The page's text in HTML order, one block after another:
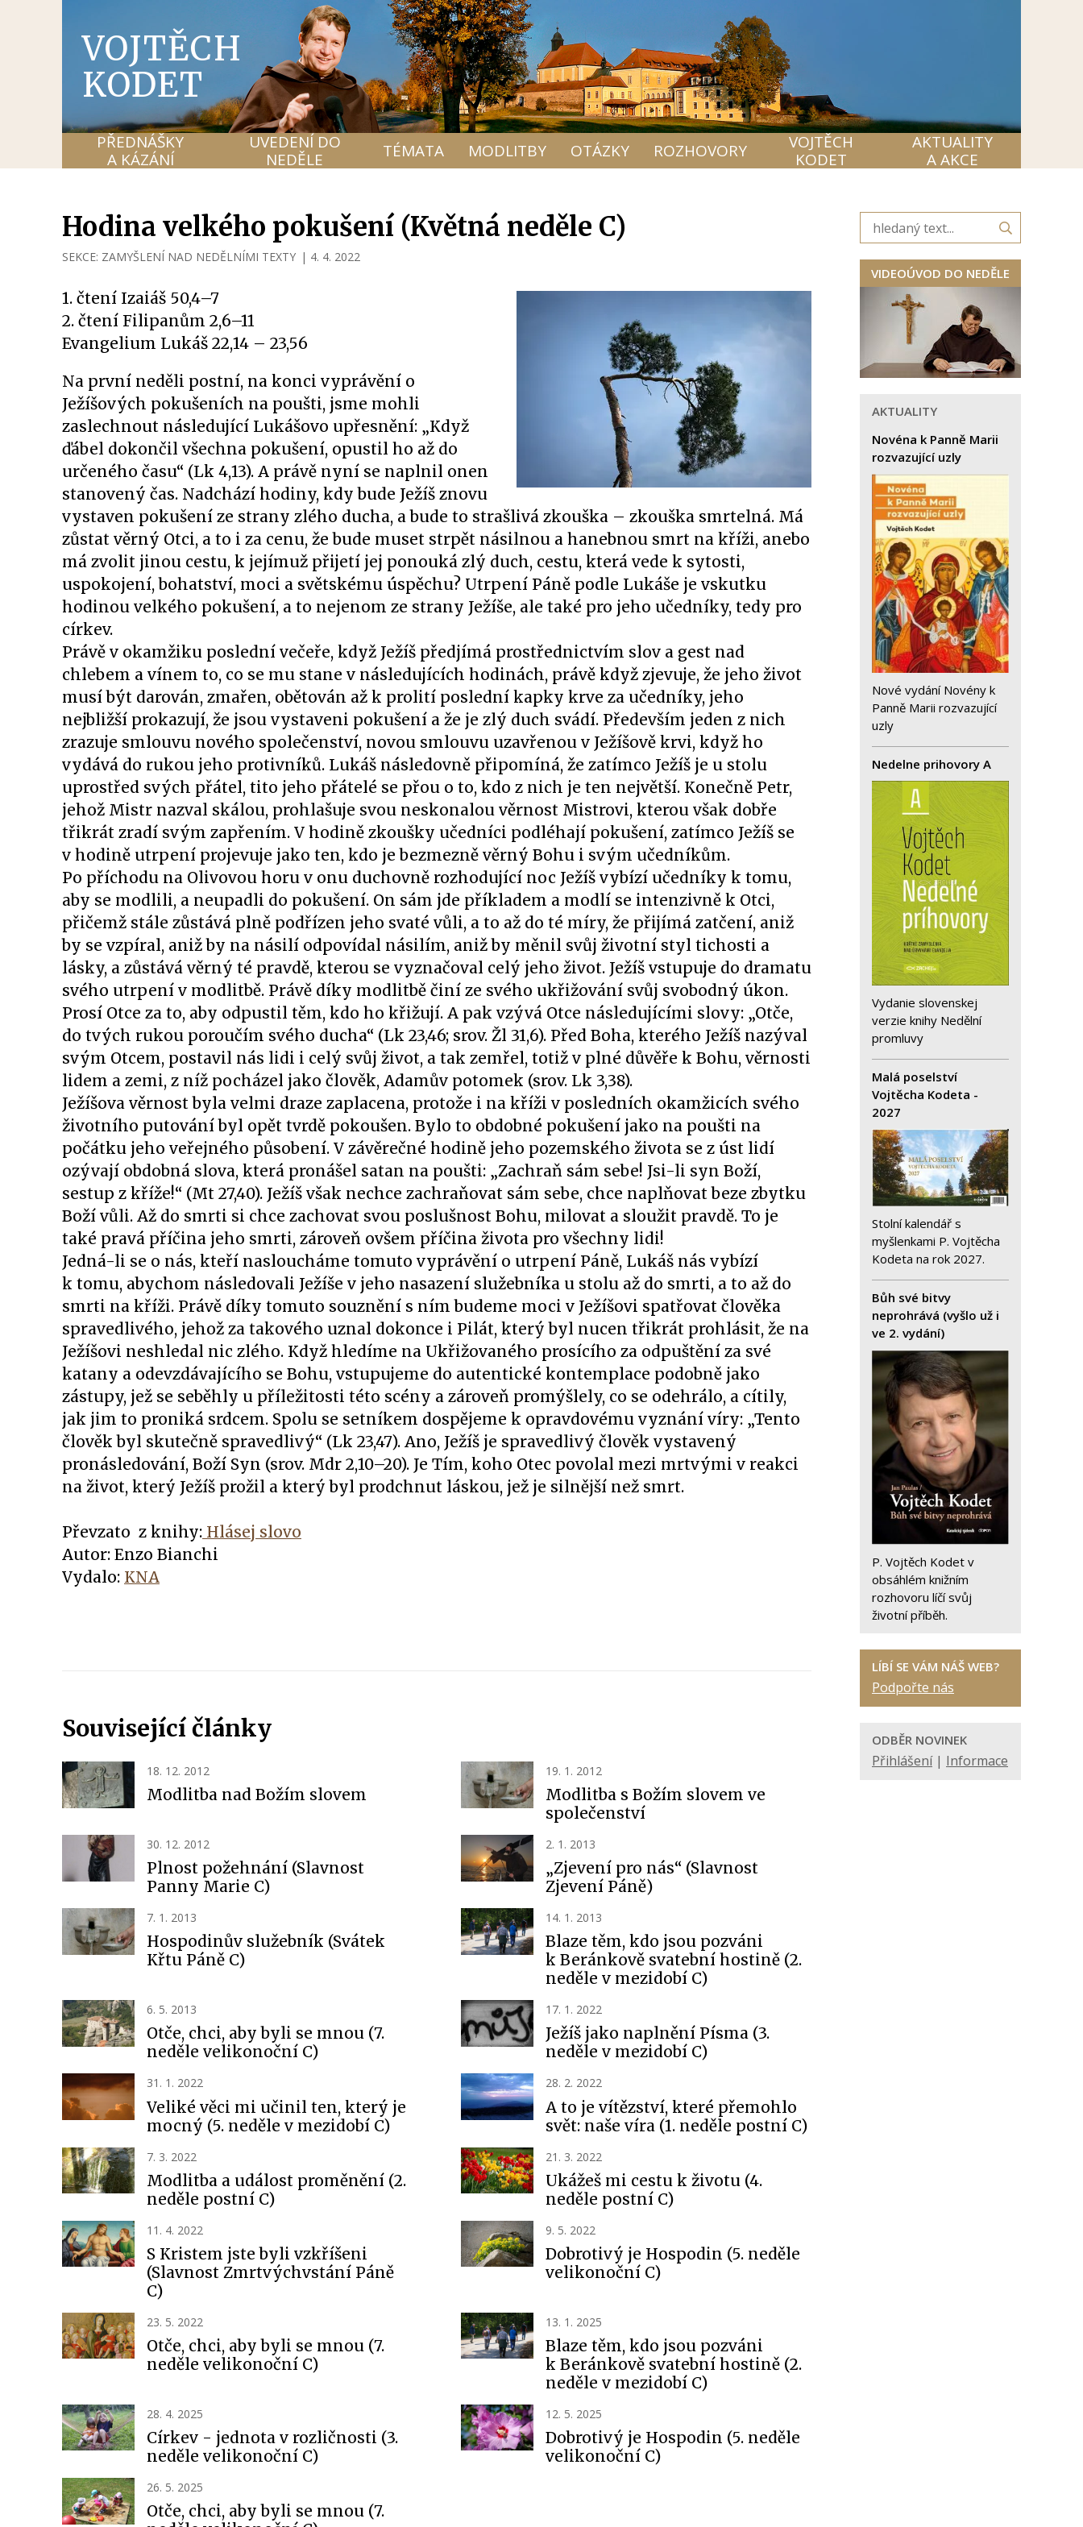
VOJTĚCH
KODET
PŘEDNÁŠKY
A KÁZÁNÍ
UVEDENÍ DO
NEDĚLE
TÉMATA MODLITBY OTÁZKY ROZHOVORY
VOJTĚCH
KODET
AKTUALITY
A AKCE
Hodina velkého pokušení (Květná neděle C)
SEKCE: ZAMYŠLENÍ NAD NEDĚLNÍMI TEXTY | 4. 4. 2022
1. čtení Izaiáš 50,4–7
2. čtení Filipanům 2,6–11
Evangelium Lukáš 22,14 – 23,56
Na první neděli postní, na konci vyprávění o
Ježíšových pokušeních na poušti, jsme mohli
zaslechnout následující Lukášovo upřesnění: „Když
ďábel dokončil všechna pokušení, opustil ho až do
určeného času“ (Lk 4,13). A právě nyní se naplnil onen
stanovený čas. Nadchází hodiny, kdy bude Ježíš znovu
vystaven pokušení ze strany zlého ducha, a bude to strašlivá zkouška – zkouška smrtelná. Má
zůstat věrný Otci, a to i za cenu, že bude muset strpět násilnou a hanebnou smrt na kříži, anebo
má zvolit jinou cestu, k jejímuž přijetí jej ponouká zlý duch, cestu, která vede k sytosti,
uspokojení, bohatství, moci a světskému úspěchu? Utrpení Páně podle Lukáše je vskutku
hodinou velkého pokušení, a to nejenom ze strany Ježíše, ale také pro jeho učedníky, tedy pro
církev.
Právě v okamžiku poslední večeře, když Ježíš předjímá prostřednictvím slov a gest nad
chlebem a vínem to, co se mu stane v následujících hodinách, právě když zjevuje, že jeho život
musí být darován, zmařen, obětován až k prolití poslední kapky krve za učedníky, jeho
nejbližší prokazují, že jsou vystaveni pokušení a že je zlý duch svádí. Především jeden z nich
zrazuje smlouvu nového společenství, novou smlouvu uzavřenou v Ježíšově krvi, když ho
vydává do rukou jeho protivníků. Lukáš následovně připomíná, že zatímco Ježíš je u stolu
uprostřed svých přátel, tito jeho přátelé se přou o to, kdo z nich je ten největší. Konečně Petr,
jehož Mistr nazval skálou, prohlašuje svou neskonalou věrnost Mistrovi, kterou však dobře
třikrát zradí svým zapřením. V hodině zkoušky učedníci podléhají pokušení, zatímco Ježíš se
v hodině utrpení projevuje jako ten, kdo je bezmezně věrný Bohu i svým učedníkům.
Po příchodu na Olivovou horu v onu duchovně rozhodující noc Ježíš vybízí učedníky k tomu,
aby se modlili, a neupadli do pokušení. On sám jde příkladem a modlí se intenzivně k Otci,
přičemž stále zůstává plně podřízen jeho svaté vůli, a to až do té míry, že přijímá zatčení, aniž
by se vzpíral, aniž by na násilí odpovídal násilím, aniž by měnil svůj životní styl tichosti a
lásky, a zůstává věrný té pravdě, kterou se vyznačoval celý jeho život. Ježíš vstupuje do dramatu
svého utrpení v modlitbě. Právě díky modlitbě činí ze svého ukřižování svůj svobodný úkon.
Prosí Otce za to, aby odpustil těm, kdo ho křižují. A pak vzývá Otce následujícími slovy: „Otče,
do tvých rukou poroučím svého ducha“ (Lk 23,46; srov. Žl 31,6). Před Boha, kterého Ježíš nazýval
svým Otcem, postavil nás lidi i celý svůj život, a tak zemřel, totiž v plné důvěře k Bohu, věrnosti
lidem a zemi, z níž pocházel jako člověk, Adamův potomek (srov. Lk 3,38).
Ježíšova věrnost byla velmi draze zaplacena, protože i na kříži v posledních okamžicích svého
životního putování byl opět tvrdě pokoušen. Bylo to obdobné pokušení jako na poušti na
počátku jeho veřejného působení. V závěrečné hodině jeho pozemského života se z úst lidí
ozývají obdobná slova, která pronášel satan na poušti: „Zachraň sám sebe! Jsi-li syn Boží,
sestup z kříže!“ (Mt 27,40). Ježíš však nechce zachraňovat sám sebe, chce naplňovat beze zbytku
Boží vůli. Až do smrti si chce zachovat svou poslušnost Bohu, milovat a sloužit pravdě. To je
také pravá příčina jeho smrti, zároveň ovšem příčina života pro všechny lidi!
Jedná-li se o nás, kteří nasloucháme tomuto vyprávění o utrpení Páně, Lukáš nás vybízí
k tomu, abychom následovali Ježíše v jeho nasazení služebníka u stolu až do smrti, a to až do
smrti na kříži. Právě díky tomuto souznění s ním budeme moci v Ježíšovi spatřovat člověka
spravedlivého, jehož za takového uznal dokonce i Pilát, který byl nucen třikrát prohlásit, že na
Ježíšovi neshledal nic zlého. Když hledíme na Ukřižovaného prosícího za odpuštění za své
katany a odevzdávajícího se Bohu, vstupujeme do autentické kontemplace podobně jako
zástupy, jež se seběhly u příležitosti této scény a zároveň promýšlely, co se odehrálo, a cítily,
jak jim to proniká srdcem. Spolu se setníkem dospějeme k opravdovému vyznání víry: „Tento
člověk byl skutečně spravedlivý“ (Lk 23,47). Ano, Ježíš je spravedlivý člověk vystavený
pronásledování, Boží Syn (srov. Mdr 2,10–20). Je Tím, koho Otec povolal mezi mrtvými v reakci
na život, který Ježíš prožil a který byl prodchnut láskou, jež je silnější než smrt.
Převzato z knihy: Hlásej slovo
Autor: Enzo Bianchi
Vydalo: KNA
Související články
18. 12. 2012
Modlitba nad Božím slovem
19. 1. 2012
Modlitba s Božím slovem ve
společenství
30. 12. 2012
Plnost požehnání (Slavnost
Panny Marie C)
2. 1. 2013
„Zjevení pro nás“ (Slavnost
Zjevení Páně)
7. 1. 2013
Hospodinův služebník (Svátek
Křtu Páně C)
14. 1. 2013
Blaze těm, kdo jsou pozváni
k Beránkově svatební hostině (2.
neděle v mezidobí C)
6. 5. 2013
Otče, chci, aby byli se mnou (7.
neděle velikonoční C)
17. 1. 2022
Ježíš jako naplnění Písma (3.
neděle v mezidobí C)
31. 1. 2022
Veliké věci mi učinil ten, který je
mocný (5. neděle v mezidobí C)
28. 2. 2022
A to je vítězství, které přemohlo
svět: naše víra (1. neděle postní C)
7. 3. 2022
Modlitba a událost proměnění (2.
neděle postní C)
21. 3. 2022
Ukážeš mi cestu k životu (4.
neděle postní C)
11. 4. 2022
S Kristem jste byli vzkříšeni
(Slavnost Zmrtvýchvstání Páně
C)
9. 5. 2022
Dobrotivý je Hospodin (5. neděle
velikonoční C)
23. 5. 2022
Otče, chci, aby byli se mnou (7.
neděle velikonoční C)
13. 1. 2025
Blaze těm, kdo jsou pozváni
k Beránkově svatební hostině (2.
neděle v mezidobí C)
28. 4. 2025
Církev - jednota v rozličnosti (3.
neděle velikonoční C)
12. 5. 2025
Dobrotivý je Hospodin (5. neděle
velikonoční C)
26. 5. 2025
Otče, chci, aby byli se mnou (7.
VIDEOÚVOD DO NEDĚLE
AKTUALITY
Novéna k Panně Marii
rozvazující uzly
Nové vydání Novény k
Panně Marii rozvazující
uzly
Nedelne prihovory A
Vydanie slovenskej
verzie knihy Nedělní
promluvy
Malá poselství
Vojtěcha Kodeta -
2027
Stolní kalendář s
myšlenkami P. Vojtěcha
Kodeta na rok 2027.
Bůh své bitvy
neprohrává (vyšlo už i
ve 2. vydání)
P. Vojtěch Kodet v
obsáhlém knižním
rozhovoru líčí svůj
životní příběh.
LÍBÍ SE VÁM NÁŠ WEB?
Podpořte nás
ODBĚR NOVINEK
Přihlášení| Informace